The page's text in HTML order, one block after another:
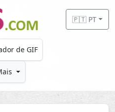
🇵🇹 PT
de GIF